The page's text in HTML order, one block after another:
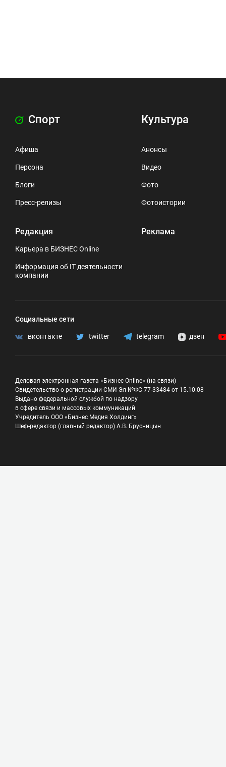
Спорт
Афиша
Персона
Блоги
Пресс-релизы
Редакция
Карьера в БИЗНЕС Online
Информация об IT деятельности
компании
Культура
Анонсы
Видео
Фото
Фотоистории
Реклама
Социальные сети
вконтакте twitter telegram дзен
Деловая электронная газета «Бизнес Online» (на связи)
Свидетельство о регистрации СМИ Эл №ФС 77-33484 от 15.10.08
Выдано федеральной службой по надзору
в сфере связи и массовых коммуникаций
Учредитель ООО «Бизнес Медия Холдинг»
Шеф-редактор (главный редактор) А.В. Брусницын